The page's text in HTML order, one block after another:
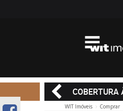
WIT Imóveis Comprar